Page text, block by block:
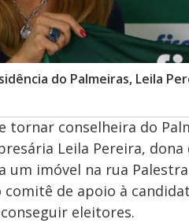
do Palmeiras, Leila
tornar conselheira do
Leila Pereira,
um imóvel na rua
de apoio à
eleitores.